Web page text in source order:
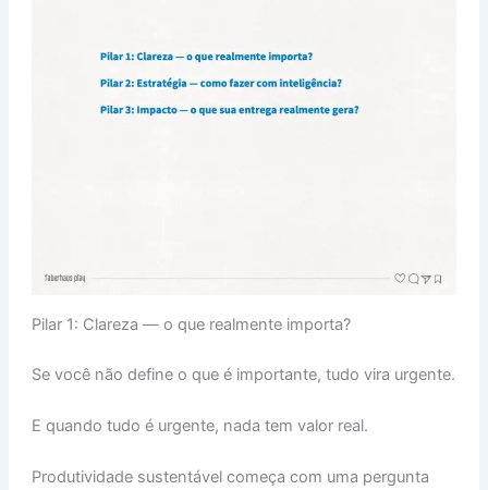
Pilar 1: Clareza — o que realmente importa?
Se você não define o que é importante, tudo vira urgente.
E quando tudo é urgente, nada tem valor real.
Produtividade sustentável começa com uma pergunta